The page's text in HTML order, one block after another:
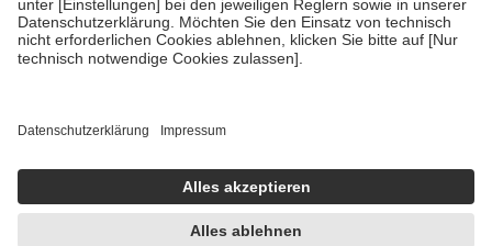
• empfohlenen Schutzimpfungen
• Harn- und Blutteststreifen
getroffen, um sicherzustellen, dass es sich um echte Bewertungen
https://help.etrusted.com/hc/de/articles/4419944605341
Einige Bilder und Inhalte wurden unter Zuhilfenahme künstlicher